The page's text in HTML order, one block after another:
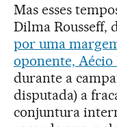
Mas esses
Dilma Rousseff,
por uma
oponente, Aécio
durante a
disputada) a
conjuntura